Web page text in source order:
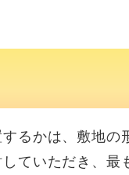
るかは、敷地の
ていただき、最